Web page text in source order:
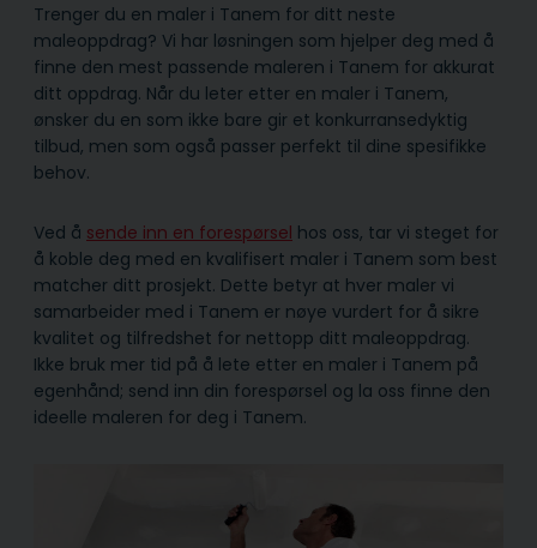
Trenger du en maler i Tanem for ditt neste
maleoppdrag? Vi har løsningen som hjelper deg med å
finne den mest passende maleren i Tanem for akkurat
ditt oppdrag. Når du leter etter en maler i Tanem,
ønsker du en som ikke bare gir et konkurransedyktig
tilbud, men som også passer perfekt til dine spesifikke
behov.
Ved å sende inn en forespørsel hos oss, tar vi steget for
å koble deg med en kvalifisert maler i Tanem som best
matcher ditt prosjekt. Dette betyr at hver maler vi
samarbeider med i Tanem er nøye vurdert for å sikre
kvalitet og tilfredshet for nettopp ditt maleoppdrag.
Ikke bruk mer tid på å lete etter en maler i Tanem på
egenhånd; send inn din forespørsel og la oss finne den
ideelle maleren for deg i Tanem.